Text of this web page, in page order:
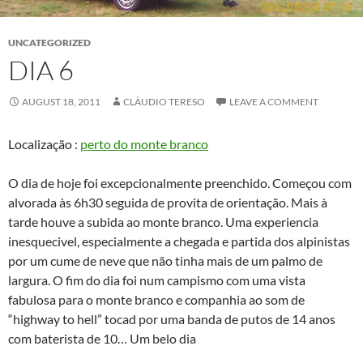
UNCATEGORIZED
DIA 6
AUGUST 18, 2011 CLÁUDIO TERESO LEAVE A COMMENT
Localização : perto do monte branco
O dia de hoje foi excepcionalmente preenchido. Começou com
alvorada às 6h30 seguida de provita de orientação. Mais à
tarde houve a subida ao monte branco. Uma experiencia
inesquecivel, especialmente a chegada e partida dos alpinistas
por um cume de neve que não tinha mais de um palmo de
largura. O fim do dia foi num campismo com uma vista
fabulosa para o monte branco e companhia ao som de
“highway to hell” tocad por uma banda de putos de 14 anos
com baterista de 10… Um belo dia